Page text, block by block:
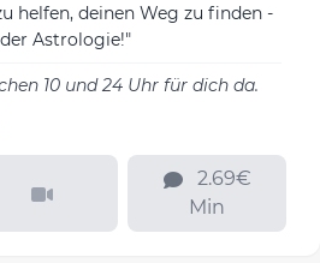
helfen, deinen Weg zu finden -
Astrologie!"
10 und 24 Uhr für dich da.
Min